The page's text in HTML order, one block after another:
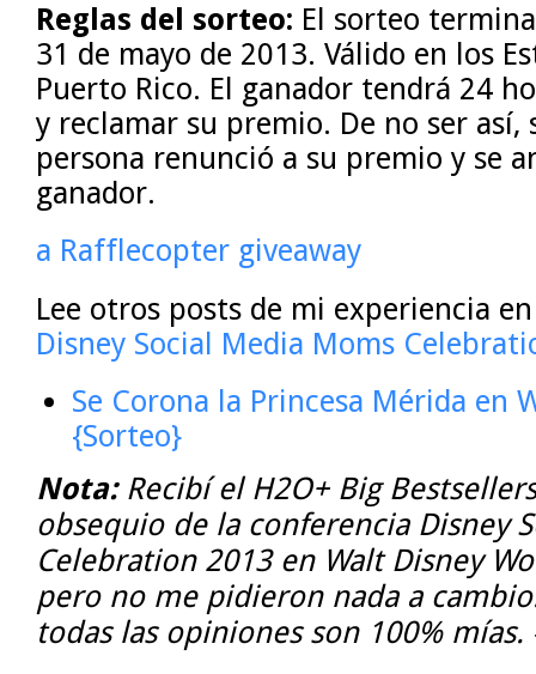
Reglas del sorteo: El sorteo
31 de mayo de 2013. Válido en los
Puerto Rico. El ganador tendrá 24
y reclamar su premio. De no ser así,
persona renunció a su premio y se
ganador.
a Rafflecopter giveaway
Lee otros posts de mi experiencia
Disney Social Media Moms
Se Corona la Princesa Mérida en
{Sorteo}
Nota:Recibí el H2O+ Big
obsequio de la conferencia Disney
Celebration 2013 en Walt Disney
pero no me pidieron nada a
todas las opiniones son 100% mías.